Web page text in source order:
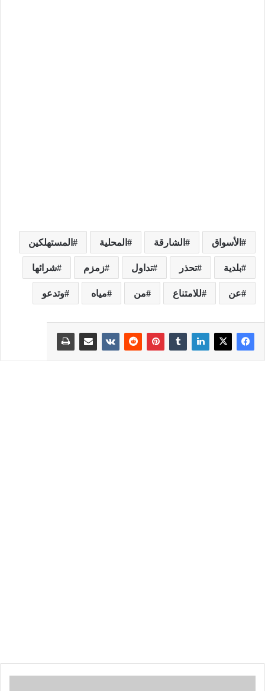
الأسواق الشارقة المحلية المستهلكين
بلدية تحذر تداول زمزم شرائها
عن للامتناع من مياه وتدعو